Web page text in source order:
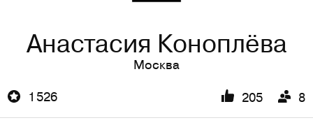
Анастасия Коноплёва
Москва
1 526
205 8